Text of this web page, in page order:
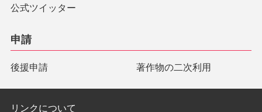
公式ツイッター
申請
後援申請 著作物の二次利用
リンクについて